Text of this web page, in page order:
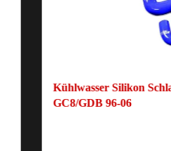
Kühlwasser Silikon
GC8/GDB 96-06